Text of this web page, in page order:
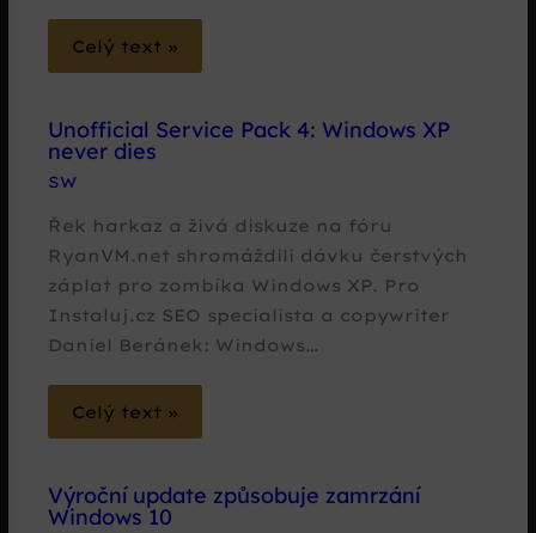
Celý text »
Unofficial Service Pack 4: Windows XP
never dies
SW
Řek harkaz a živá diskuze na fóru
RyanVM.net shromáždili dávku čerstvých
záplat pro zombíka Windows XP. Pro
Instaluj.cz SEO specialista a copywriter
Daniel Beránek: Windows…
Celý text »
Výroční update způsobuje zamrzání
Windows 10